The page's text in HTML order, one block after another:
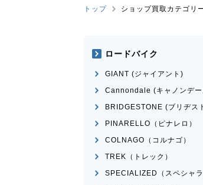
トップ ショップ買取カテゴリ
こども用自転車
MARIN
ロードバイク
GIANT (ジャイアント)
Cannondale (キャノンデ
BRIDGESTONE (ブリヂス
PINARELLO（ピナレロ）
COLNAGO（コルナゴ）
TREK（トレック）
SPECIALIZED（スペシャラ